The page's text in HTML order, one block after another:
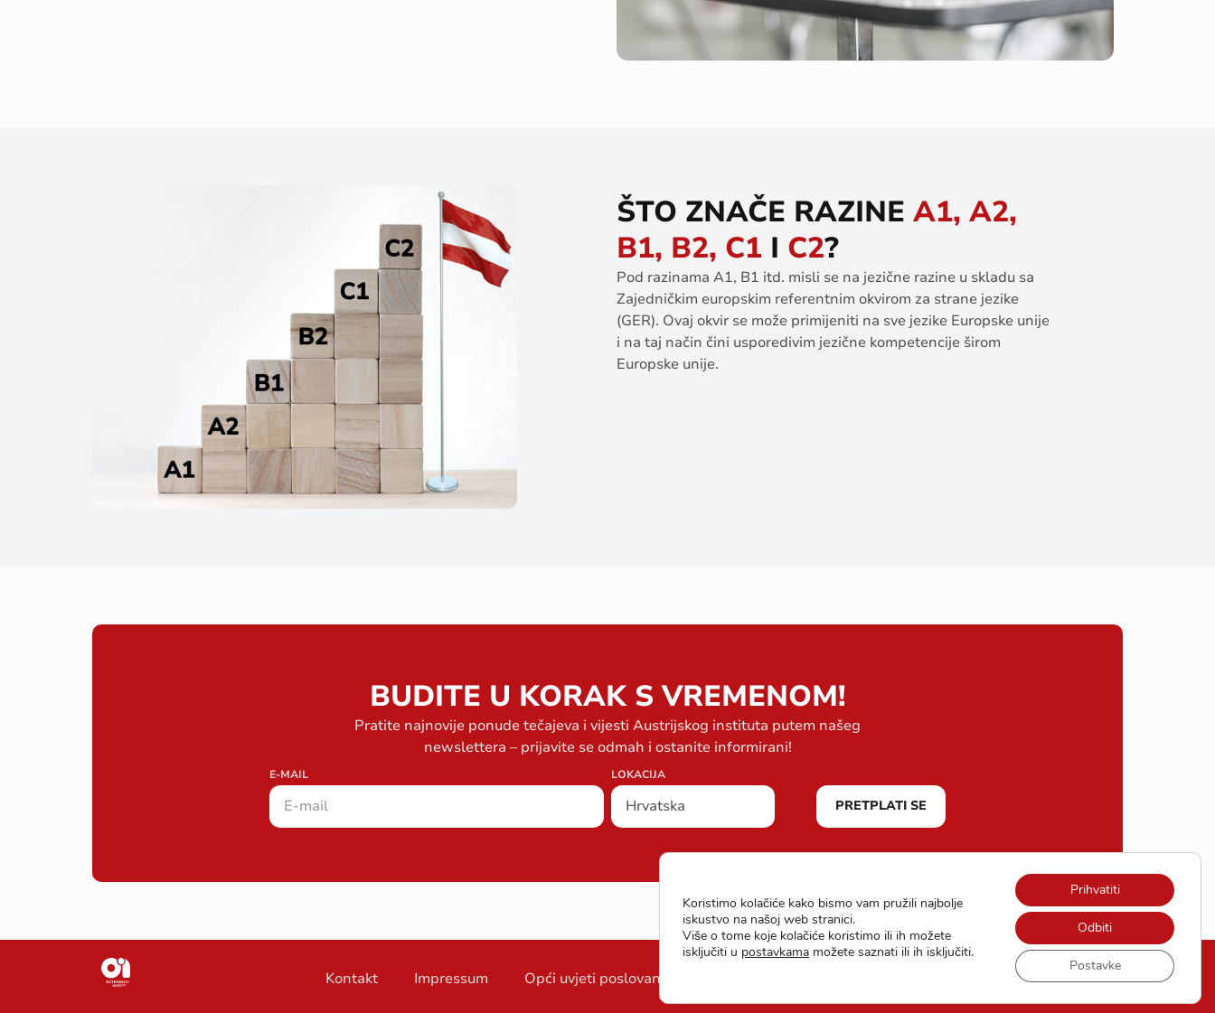
ŠTO ZNAČE RAZINE A1, A2,
B1, B2, C1 I C2?
Pod razinama A1, B1 itd. misli se na jezične razine u skladu sa
Zajedničkim europskim referentnim okvirom za strane jezike
(GER). Ovaj okvir se može primijeniti na sve jezike Europske unije
i na taj način čini usporedivim jezične kompetencije širom
Europske unije.
BUDITE U KORAK S VREMENOM!
Pratite najnovije ponude tečajeva i vijesti Austrijskog instituta putem našeg
newslettera – prijavite se odmah i ostanite informirani!
E-MAIL LOKACIJA
PRETPLATI SE
Kontakt Impressum Opći uvjeti poslovanja
Koristimo kolačiće kako bismo vam pružili najbolje
iskustvo na našoj web stranici.
Više o tome koje kolačiće koristimo ili ih možete
isključiti u postavkama možete saznati ili ih isključiti.
Prihvatiti
Odbiti
Postavke